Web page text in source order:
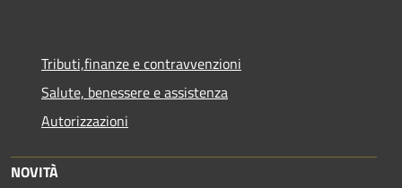
Tributi,finanze e contravvenzioni
Salute, benessere e assistenza
Autorizzazioni
NOVITÀ